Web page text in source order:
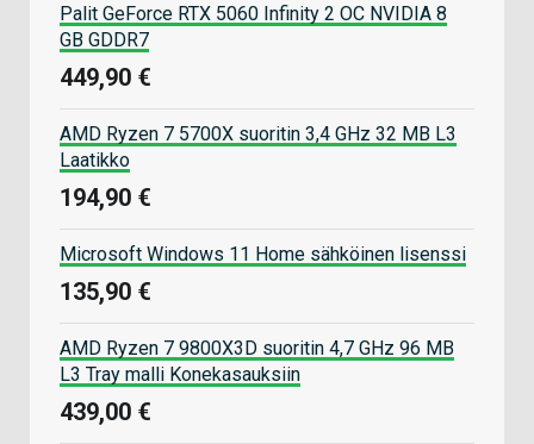
Palit GeForce RTX 5060 Infinity 2 OC NVIDIA 8
GB GDDR7
449,90 €
AMD Ryzen 7 5700X suoritin 3,4 GHz 32 MB L3
Laatikko
194,90 €
Microsoft Windows 11 Home sähköinen lisenssi
135,90 €
AMD Ryzen 7 9800X3D suoritin 4,7 GHz 96 MB
L3 Tray malli Konekasauksiin
439,00 €